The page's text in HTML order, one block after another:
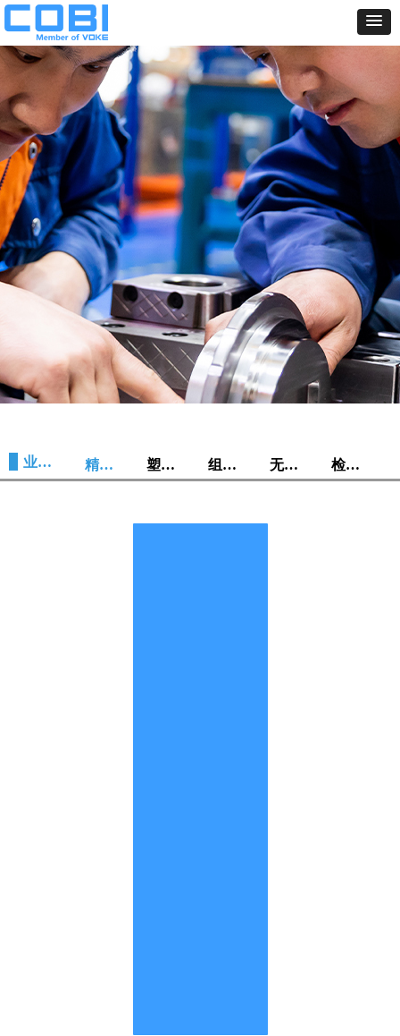
业务范围 精密模具 塑料注塑 组装生产 无尘车间 检测中心